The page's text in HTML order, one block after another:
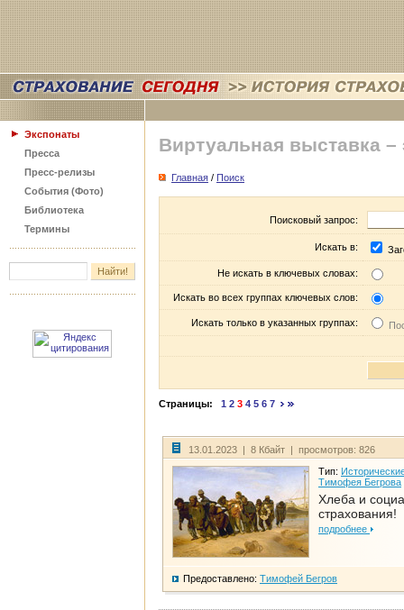
Экспонаты
Пресса
Пресс-релизы
События (Фото)
Библиотека
Термины
Виртуальная выставка –
Главная / Поиск
Поисковый запрос:
Искать в:
Не искать в ключевых словах:
Искать во всех группах ключевых слов:
Искать только в указанных группах:
Страницы: 1 2 3 4 5 6 7
13.01.2023 | 8 Кбайт | просмотров: 826
Тип:
Тимофея Бегрова
Хлеба и
страхования!
подробнее
Предоставлено: Тимофей Бегров